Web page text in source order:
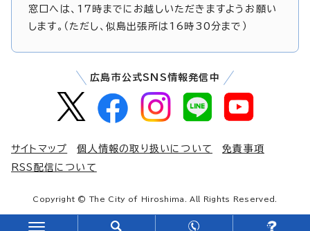
窓口へは、17時までにお越しいただきますようお願い
します。（ただし、似島出張所は16時30分まで）
広島市公式SNS情報発信中
サイトマップ 個人情報の取り扱いについて
免責事項
RSS配信について
Copyright © The City of Hiroshima. All Rights Reserved.